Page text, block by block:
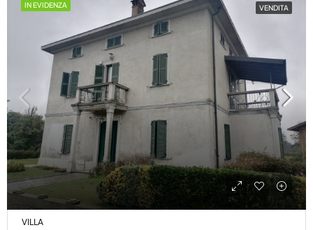
IN EVIDENZA VENDITA
VILLA